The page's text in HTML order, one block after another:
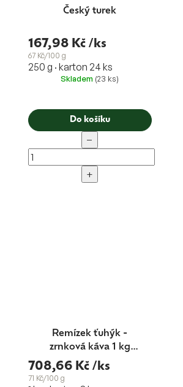
Český turek
167,98 Kč /ks
67 Kč/100 g
250 g · karton 24 ks
Skladem (23 ks)
Do košíku
−
+
Remízek ťuhýk -
zrnková káva 1 kg
blend Nr.6
708,66 Kč /ks
71 Kč/100 g